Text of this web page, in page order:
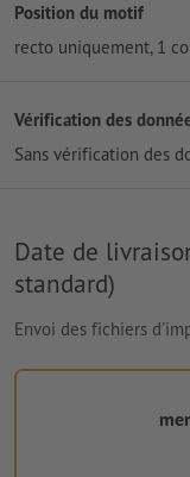
Position du motif
recto uniquement, 1
Vérification des
Sans vérification des
Date de
standard)
Envoi des fichiers